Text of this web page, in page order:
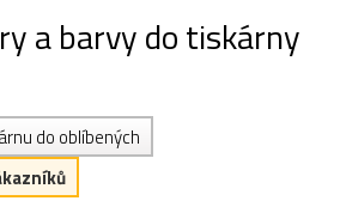
a barvy do tiskárny
do oblíbených